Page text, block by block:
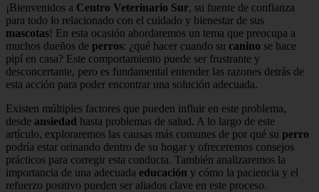
¡Bienvenidos a Centro Veterinario Sur, su fuente de confianza
para todo lo relacionado con el cuidado y bienestar de sus
mascotas! En esta ocasión abordaremos un tema que preocupa a
muchos dueños de perros: ¿qué hacer cuando su canino se hace
pipí en casa? Este comportamiento puede ser frustrante y
desconcertante, pero es fundamental entender las razones detrás de
esta acción para poder encontrar una solución adecuada.
Existen múltiples factores que pueden influir en este problema,
desde ansiedad hasta problemas de salud. A lo largo de este
artículo, exploraremos las causas más comunes de por qué su perro
podría estar orinando dentro de su hogar y ofreceremos consejos
prácticos para corregir esta conducta. También analizaremos la
importancia de una adecuada educación y cómo la paciencia y el
refuerzo positivo pueden ser aliados clave en este proceso.